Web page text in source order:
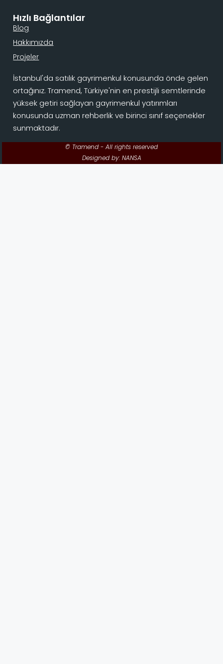
Hızlı Bağlantılar
Blog
Hakkımızda
Projeler
İstanbul'da satılık gayrimenkul konusunda önde gelen
ortağınız. Tramend, Türkiye'nin en prestijli semtlerinde
yüksek getiri sağlayan gayrimenkul yatırımları
konusunda uzman rehberlik ve birinci sınıf seçenekler
sunmaktadır.
© Tramend - All rights reserved
Designed by: NANSA